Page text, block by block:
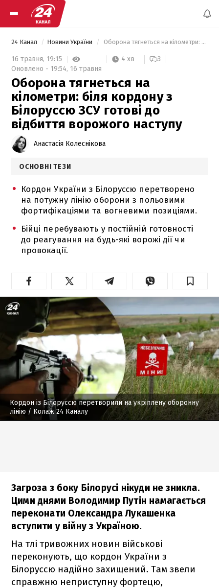
24 Канал Новини України Оборона тягнеться на кілометри: біля кордону з Білоруссю ЗСУ готові до відбиття ворожого наступу
16 травня, 19:15 4 хв
3
Оновлено - 19:54, 16 травня
Оборона тягнеться на
кілометри: біля кордону з
Білоруссю ЗСУ готові до
відбиття ворожого наступу
Анастасія Колеснікова
ОСНОВНІ ТЕЗИ
Кордон України з Білоруссю перетворено
на потужну лінію оборони з польовими
фортифікаціями та вогневими позиціями.
Бійці перебувають у постійній готовності
до реагування на будь-які ворожі дії чи
провокації.
Кордон із Білоруссю перетворили на укріплену оборонну
лінію / Колаж 24 Каналу
Загроза з боку Білорусі нікуди не зникла.
Цими днями Володимир Путін намагається
переконати Олександра Лукашенка
вступити у війну з Україною.
На тлі тривожних новин військові
переконують, що кордон України з
Білоруссю надійно захищений. Там звели
справжню неприступну фортецю,